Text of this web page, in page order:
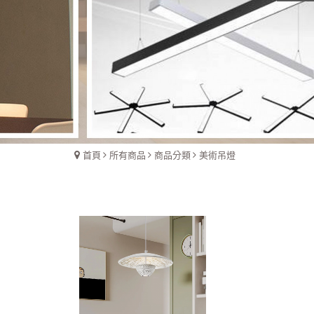
首頁 所有商品 商品分類 美術吊燈